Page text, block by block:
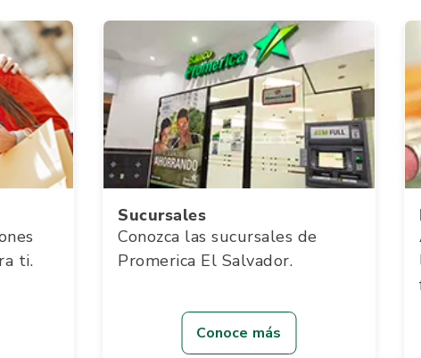
ti.
Sucursales
Conozca las sucursales de
Promerica El Salvador.
Conoce más